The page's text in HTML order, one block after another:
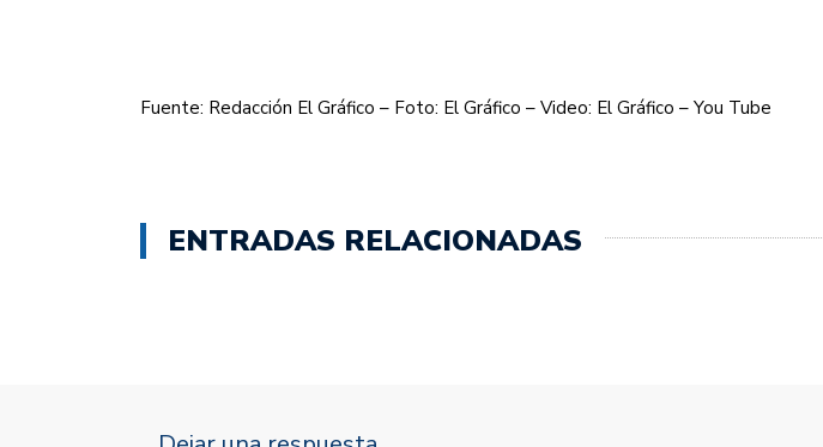
Fuente: Redacción El Gráfico – Foto: El Gráfico – Video: El Gráfico – You Tube
ENTRADAS RELACIONADAS